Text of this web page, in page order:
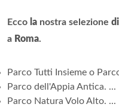
Ecco la nostra selezione di
a Roma.
Parco Tutti Insieme o
Parco dell'Appia Antica. ...
Parco Natura Volo Alto. ...